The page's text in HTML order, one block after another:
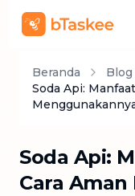
Beranda Blog
Soda Api:
Soda Api:
Cara